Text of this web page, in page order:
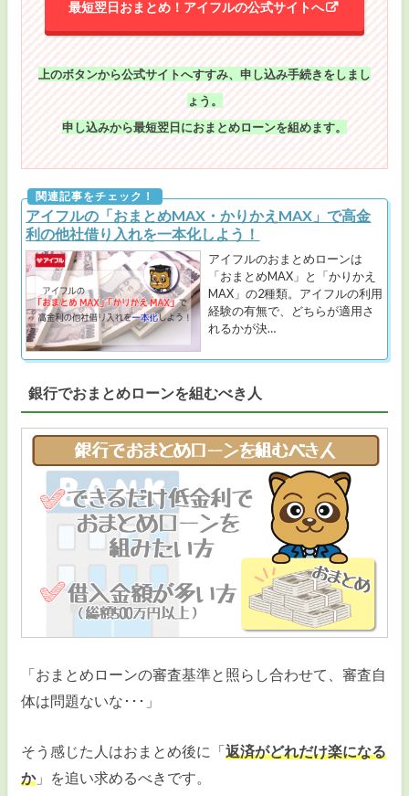
最短翌日おまとめ！アイフルの公式サイトへ
上のボタンから公式サイトへすすみ、申し込み手続きをしまし
ょう。
申し込みから最短翌日におまとめローンを組めます。
アイフルの「おまとめMAX・かりかえMAX」で高金
利の他社借り入れを一本化しよう！
アイフルのおまとめローンは
「おまとめMAX」と「かりかえ
MAX」の2種類。アイフルの利用
経験の有無で、どちらが適用さ
れるかが決…
銀行でおまとめローンを組むべき人
「おまとめローンの審査基準と照らし合わせて、審査自
体は問題ないな･･･」
そう感じた人はおまとめ後に「返済がどれだけ楽になる
か」を追い求めるべきです。